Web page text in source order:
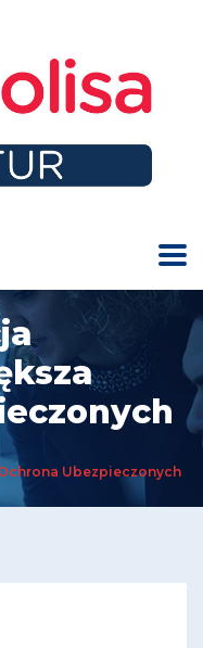
Ubezpieczonych